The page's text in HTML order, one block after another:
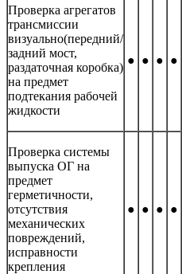
Проверка агрегатов
трансмиссии
визуально(передний/
задний мост,
раздаточная коробка)
на предмет
подтекания рабочей
жидкости
● ● ● ●
Проверка системы
выпуска ОГ на
предмет
герметичности,
отсутствия
механических
повреждений,
исправности
крепления
● ● ● ●